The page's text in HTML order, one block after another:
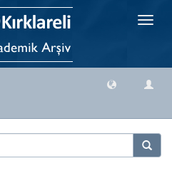
Geçiş